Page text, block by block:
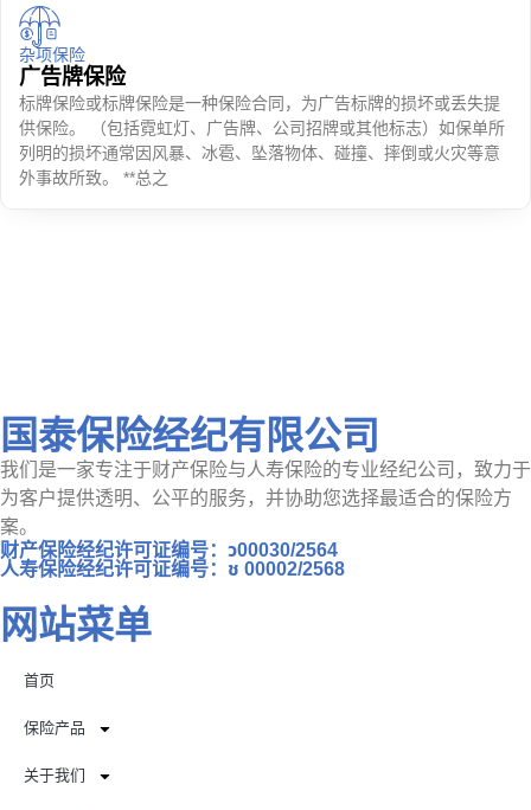
杂项保险
广告牌保险
标牌保险或标牌保险是一种保险合同，为广告标牌的损坏或丢失提
供保险。 （包括霓虹灯、广告牌、公司招牌或其他标志）如保单所
列明的损坏通常因风暴、冰雹、坠落物体、碰撞、摔倒或火灾等意
外事故所致。 **总之
国泰保险经纪有限公司
我们是一家专注于财产保险与人寿保险的专业经纪公司，致力于
为客户提供透明、公平的服务，并协助您选择最适合的保险方
案。
财产保险经纪许可证编号：ว00030/2564
人寿保险经纪许可证编号：ช 00002/2568
网站菜单
首页
保险产品
关于我们